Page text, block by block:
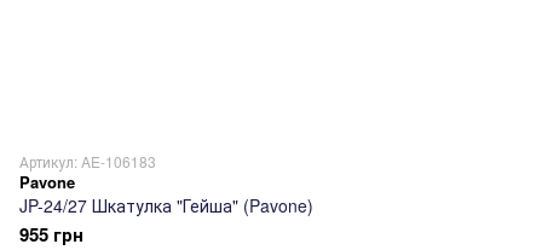
Артикул: AE-106183
Pavone
JP-24/27 Шкатулка "Гейша" (Pavone)
955 грн